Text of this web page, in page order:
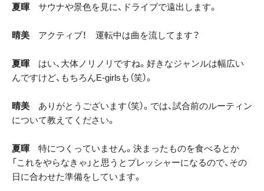
夏暉 サウナや景色を見に、ドライブで遠出します。
晴美 アクティブ！ 運転中は曲を流してます？
夏暉 はい、大体ノリノリですね。好きなジャンルは幅広い
んですけど、もちろんE-girlsも（笑）。
晴美 ありがとうございます（笑）。では、試合前のルーティン
について教えてください。
夏暉 特につくっていません。決まったものを食べるとか
「これをやらなきゃ」と思うとプレッシャーになるので、その
日に合わせた準備をしています。